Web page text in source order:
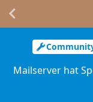
Mailserver hat